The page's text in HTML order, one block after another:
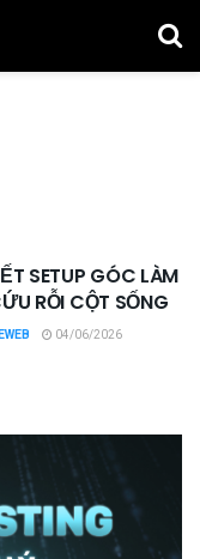
SETUP GÓC LÀM
RỖI CỘT SỐNG
04/06/2026